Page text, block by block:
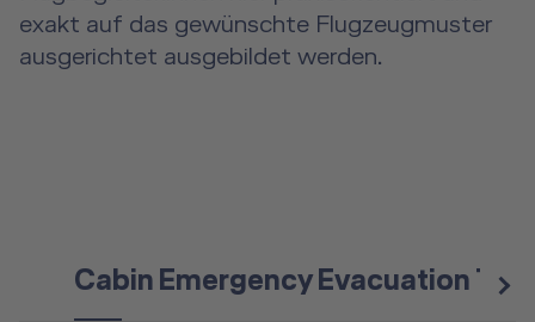
exakt auf das gewünschte Flugzeugmuster
ausgerichtet ausgebildet werden.
Cabin Emergency Evacuation